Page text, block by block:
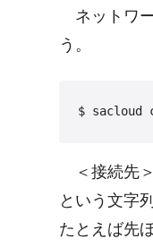
ネットワ
う。
＜接続先＞
という文字
たとえば先